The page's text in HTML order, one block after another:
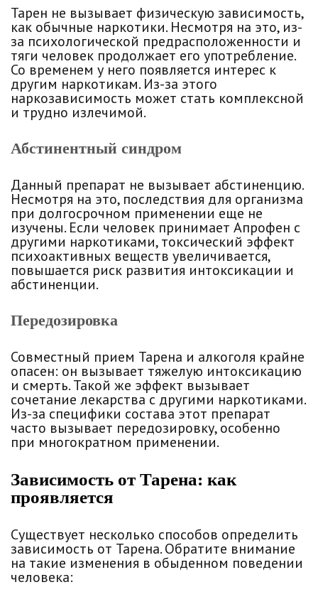
Тарен не вызывает физическую зависимость,
как обычные наркотики. Несмотря на это, из-
за психологической предрасположенности и
тяги человек продолжает его употребление.
Со временем у него появляется интерес к
другим наркотикам. Из-за этого
наркозависимость может стать комплексной
и трудно излечимой.
Абстинентный синдром
Данный препарат не вызывает абстиненцию.
Несмотря на это, последствия для организма
при долгосрочном применении еще не
изучены. Если человек принимает Апрофен с
другими наркотиками, токсический эффект
психоактивных веществ увеличивается,
повышается риск развития интоксикации и
абстиненции.
Передозировка
Совместный прием Тарена и алкоголя крайне
опасен: он вызывает тяжелую интоксикацию
и смерть. Такой же эффект вызывает
сочетание лекарства с другими наркотиками.
Из-за специфики состава этот препарат
часто вызывает передозировку, особенно
при многократном применении.
Зависимость от Тарена: как
проявляется
Существует несколько способов определить
зависимость от Тарена. Обратите внимание
на такие изменения в обыденном поведении
человека: